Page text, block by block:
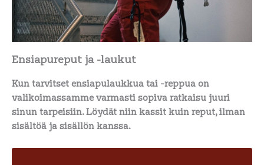
Ensiapureput ja -laukut
Kun tarvitset ensiapulaukkua tai -reppua on
valikoimassamme varmasti sopiva ratkaisu juuri
sinun tarpeisiin. Löydät niin kassit kuin reput, ilman
sisältöä ja sisällön kanssa.